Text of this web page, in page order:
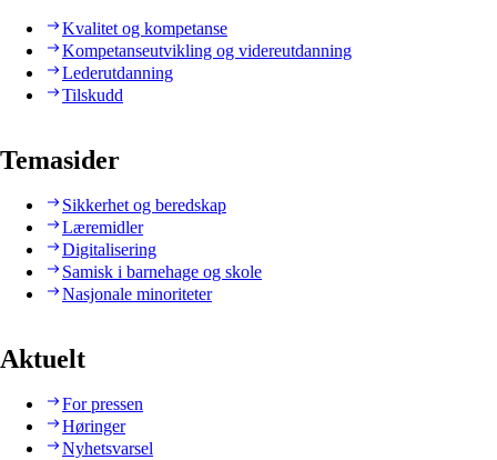
Kvalitet og kompetanse
Kompetanseutvikling og videreutdanning
Lederutdanning
Tilskudd
Temasider
Sikkerhet og beredskap
Læremidler
Digitalisering
Samisk i barnehage og skole
Nasjonale minoriteter
Aktuelt
For pressen
Høringer
Nyhetsvarsel